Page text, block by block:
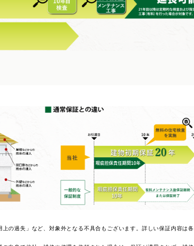
の過失」など、対象外となる不具合もございます。詳しい保証内容は各